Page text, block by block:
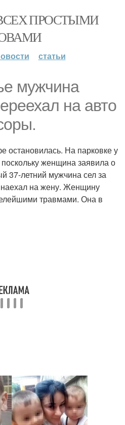
ПРОСТЫМИ
статьи
мужчина
на авто
остановилась. На парковке у
женщина заявила о
37-летний мужчина сел за
на жену. Женщину
травмами. Она в